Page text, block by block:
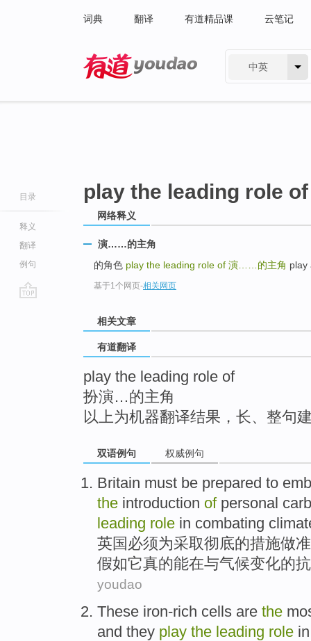
词典 翻译 有道精品课 云笔记
中英
目录
释义
翻译
例句
play the leading role of
网络释义
演……的主角
的角色 play the leading role of 演……的主角
基于1个网页-相关网页
相关文章
有道翻译
play the leading role of
扮演…的主角
以上为机器翻译结果，长、整句
双语例句 权威例句
Britain must be prepared to
the introduction of personal
leading role in combating
英国必须为采取彻底的措施做
假如它真的能在与气候变化的
youdao
These iron-rich cells are the
and they play the leading role in